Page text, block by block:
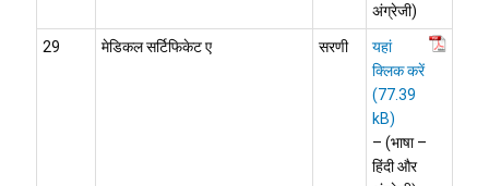
अंग्रेजी)
29 मेडिकल सर्टिफिकेट ए सरणी
यहां
क्लिक करें
– (भाषा –
हिंदी और